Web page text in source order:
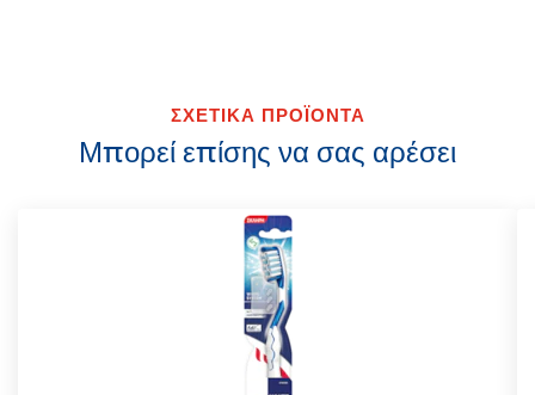
ΣΧΕΤΙΚΑ ΠΡΟΪΟΝΤΑ
Μπορεί επίσης να σας αρέσει